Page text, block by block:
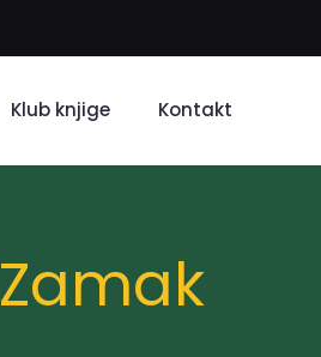
Klub knjige Kontakt
Zamak